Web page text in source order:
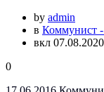
by admin
в Коммунист -
вкл 07.08.2020
0